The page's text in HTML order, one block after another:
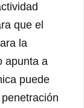
que el
la
apunta a
puede